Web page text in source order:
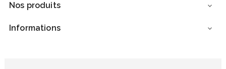
Nos produits 
Informations 